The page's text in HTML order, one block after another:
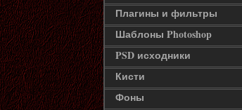
Плагины и фильтры
Шаблоны Photoshop
PSD исходники
Кисти
Фоны